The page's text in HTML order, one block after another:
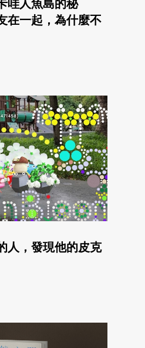
哇人魚島的秘
在一起，為什麼不
人，發現他的皮克